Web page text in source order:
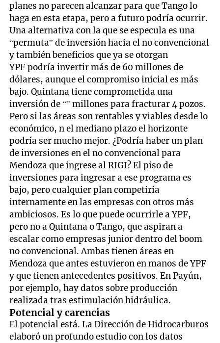
planes no parecen alcanzar para que Tango lo
haga en esta etapa, pero a futuro podría ocurrir.
Una alternativa con la que se especula es una
“permuta” de inversión hacia el no convencional
y también beneficios que ya se otorgan
YPF podría invertir más de 60 millones de
dólares, aunque el compromiso inicial es más
bajo. Quintana tiene comprometida una
inversión de “” millones para fracturar 4 pozos.
Pero si las áreas son rentables y viables desde lo
económico, n el mediano plazo el horizonte
podría ser mucho mejor. ¿Podría haber un plan
de inversiones en el no convencional para
Mendoza que ingrese al RIGI? El piso de
inversiones para ingresar a ese programa es
bajo, pero cualquier plan competiría
internamente en las empresas con otros más
ambiciosos. Es lo que puede ocurrirle a YPF,
pero no a Quintana o Tango, que aspiran a
escalar como empresas junior dentro del boom
no convencional. Ambas tienen áreas en
Mendoza que antes estuvieron en manos de YPF
y que tienen antecedentes positivos. En Payún,
por ejemplo, hay datos sobre producción
realizada tras estimulación hidráulica.
Potencial y carencias
El potencial está. La Dirección de Hidrocarburos
elaboró un profundo estudio con los datos